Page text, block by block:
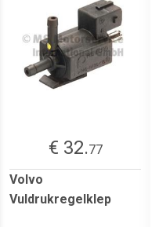
€ 32.77
Volvo
Vuldrukregelklep